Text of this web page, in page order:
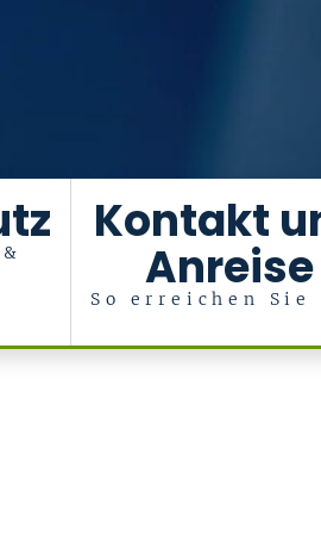
Kontakt
Anreise
So erreichen Sie